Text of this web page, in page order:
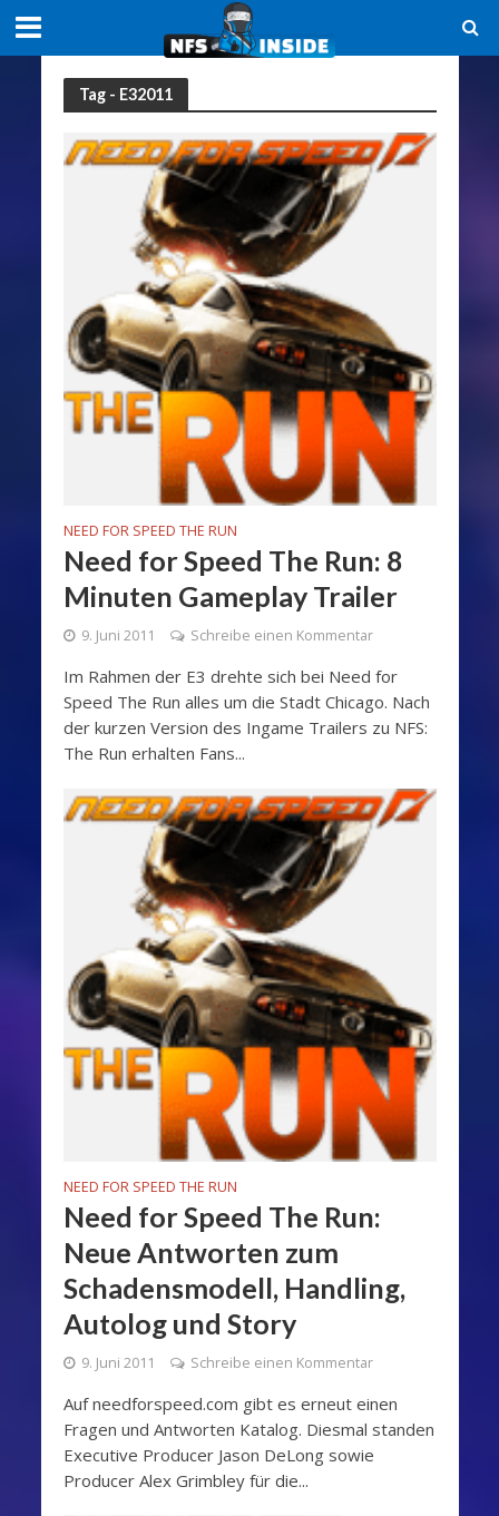
Tag - E32011
NEED FOR SPEED THE RUN
Need for Speed The Run: 8
Minuten Gameplay Trailer
9. Juni 2011 Schreibe einen Kommentar
Im Rahmen der E3 drehte sich bei Need for
Speed The Run alles um die Stadt Chicago. Nach
der kurzen Version des Ingame Trailers zu NFS:
The Run erhalten Fans...
NEED FOR SPEED THE RUN
Need for Speed The Run:
Neue Antworten zum
Schadensmodell, Handling,
Autolog und Story
9. Juni 2011 Schreibe einen Kommentar
Auf needforspeed.com gibt es erneut einen
Fragen und Antworten Katalog. Diesmal standen
Executive Producer Jason DeLong sowie
Producer Alex Grimbley für die...